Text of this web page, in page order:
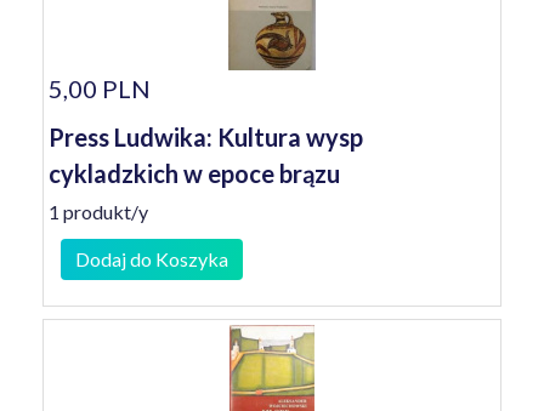
5,00 PLN
Press Ludwika: Kultura wysp
cykladzkich w epoce brązu
1 produkt/y
Dodaj do Koszyka